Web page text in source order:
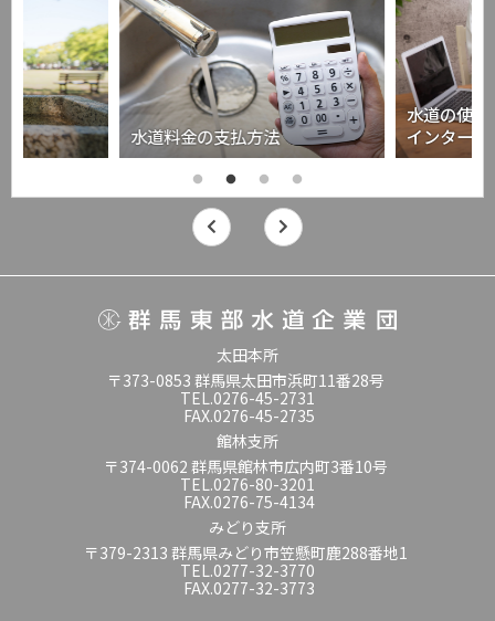
水道料金の支払方法
水道の使用
インターネ
太田本所
〒373-0853 群馬県太田市浜町11番28号
TEL.0276-45-2731
FAX.0276-45-2735
館林支所
〒374-0062 群馬県館林市広内町3番10号
TEL.0276-80-3201
FAX.0276-75-4134
みどり支所
〒379-2313 群馬県みどり市笠懸町鹿288番地1
TEL.0277-32-3770
FAX.0277-32-3773